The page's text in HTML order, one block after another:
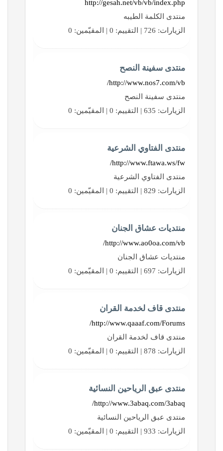
http://gesah.net/vb/vb/index.php
منتدى الكلمة الطيبه
الزيارات: 726 | التقييم: 0 | المقيّمين: 0
منتدى سفينة النصح
http://www.nos7.com/vb/
منتدى سفينة النصح
الزيارات: 635 | التقييم: 0 | المقيّمين: 0
منتدى الفتاوي الشرعية
http://www.ftawa.ws/fw/
منتدى الفتاوي الشرعية
الزيارات: 829 | التقييم: 0 | المقيّمين: 0
منتديات عشاق الجنان
http://www.ao0oa.com/vb/
منتديات عشاق الجنان
الزيارات: 697 | التقييم: 0 | المقيّمين: 0
منتدى قاف لخدمة القران
http://www.qaaaf.com/Forums/
منتدى قاف لخدمة القران
الزيارات: 878 | التقييم: 0 | المقيّمين: 0
منتدى عبق الرياحين النسائية
http://www.3abaq.com/3abaq/
منتدى عبق الرياحين النسائية
الزيارات: 933 | التقييم: 0 | المقيّمين: 0